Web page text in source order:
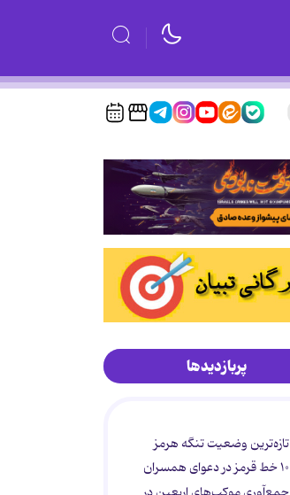
پربازدیدها
تازه‌ترین وضعیت تنگه هرمز
۱۰ خط قرمز در دعوای همسران